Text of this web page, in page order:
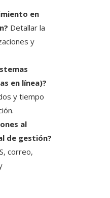
en
Detallar la
y
en línea)?
y tiempo
al
de gestión?
correo,